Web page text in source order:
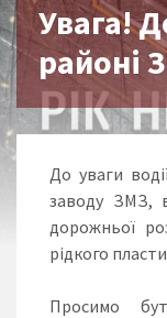
Увага!
районі
До уваги
заводу ЗМЗ,
дорожньої
рідкого
Просимо